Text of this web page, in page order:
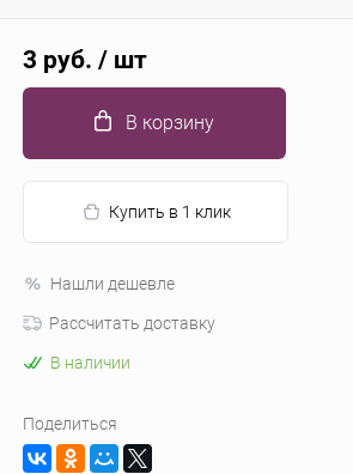
3 руб. / шт
В корзину
Купить в 1 клик
Нашли дешевле
Рассчитать доставку
В наличии
Поделиться